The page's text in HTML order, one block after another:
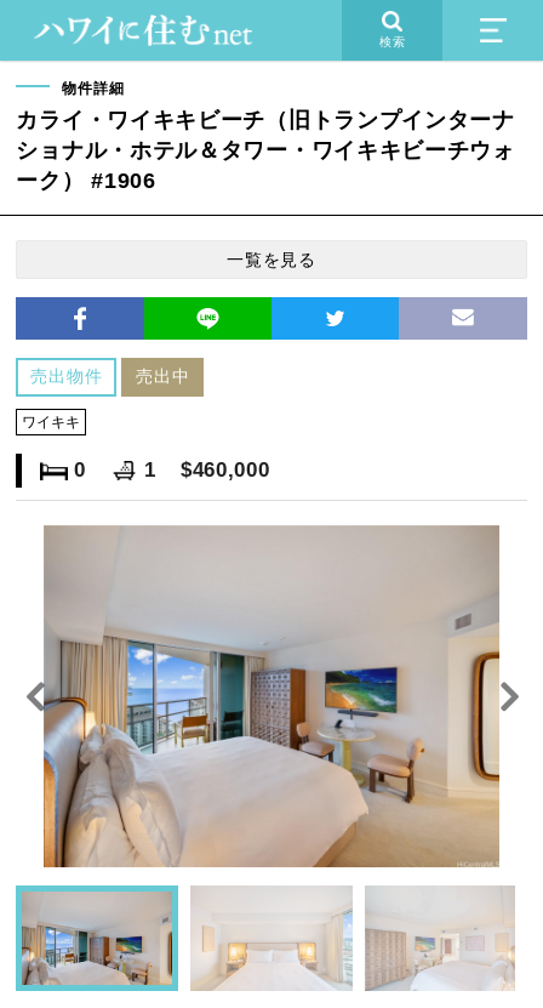
検索
物件詳細
カライ・ワイキキビーチ（旧トランプインターナ
ショナル・ホテル＆タワー・ワイキキビーチウォ
ーク） #1906
一覧を見る
売出物件 売出中
ワイキキ
0 1 $460,000